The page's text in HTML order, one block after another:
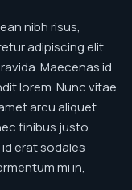
nibh risus,
adipiscing elit.
Maecenas id
lorem. Nunc vitae
arcu aliquet
finibus justo
erat sodales
mi in,